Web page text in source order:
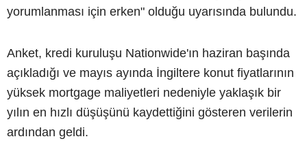
yorumlanması için erken" olduğu uyarısında bulundu.
Anket, kredi kuruluşu Nationwide'ın haziran başında
açıkladığı ve mayıs ayında İngiltere konut fiyatlarının
yüksek mortgage maliyetleri nedeniyle yaklaşık bir
yılın en hızlı düşüşünü kaydettiğini gösteren verilerin
ardından geldi.